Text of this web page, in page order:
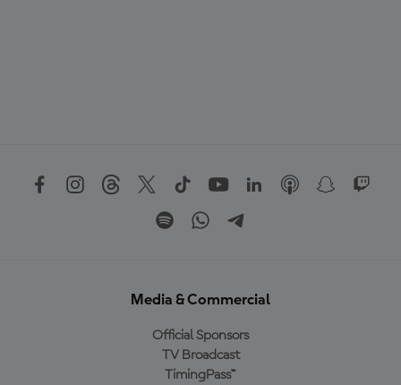
Media & Commercial
Official Sponsors
TV Broadcast
TimingPass™